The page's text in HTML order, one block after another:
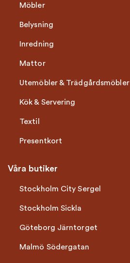
Möbler
Belysning
Inredning
Mattor
Utemöbler & Trädgårdsmöbler
Kök & Servering
Textil
Presentkort
Våra butiker
Stockholm City Sergel
Stockholm Sickla
Göteborg Järntorget
Malmö Södergatan